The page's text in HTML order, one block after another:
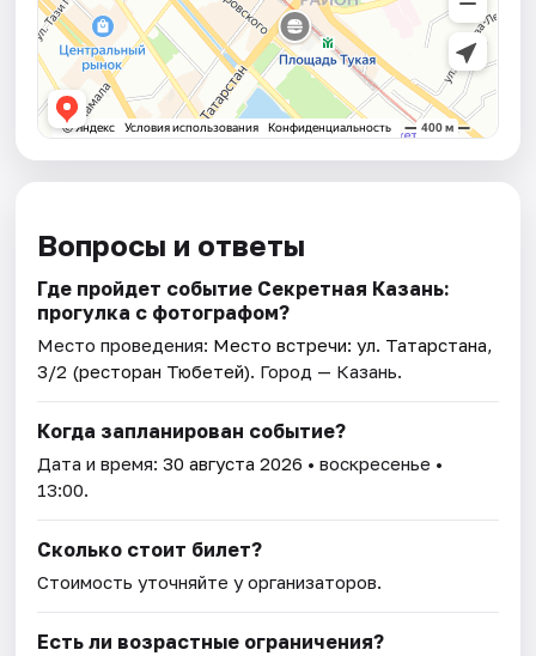
Вопросы и ответы
Где пройдет событие Секретная Казань:
прогулка с фотографом?
Место проведения: Место встречи: ул. Татарстана,
3/2 (ресторан Тюбетей). Город — Казань.
Когда запланирован событие?
Дата и время:30 августа 2026 • воскресенье •
13:00.
Сколько стоит билет?
Стоимость уточняйте у организаторов.
Есть ли возрастные ограничения?